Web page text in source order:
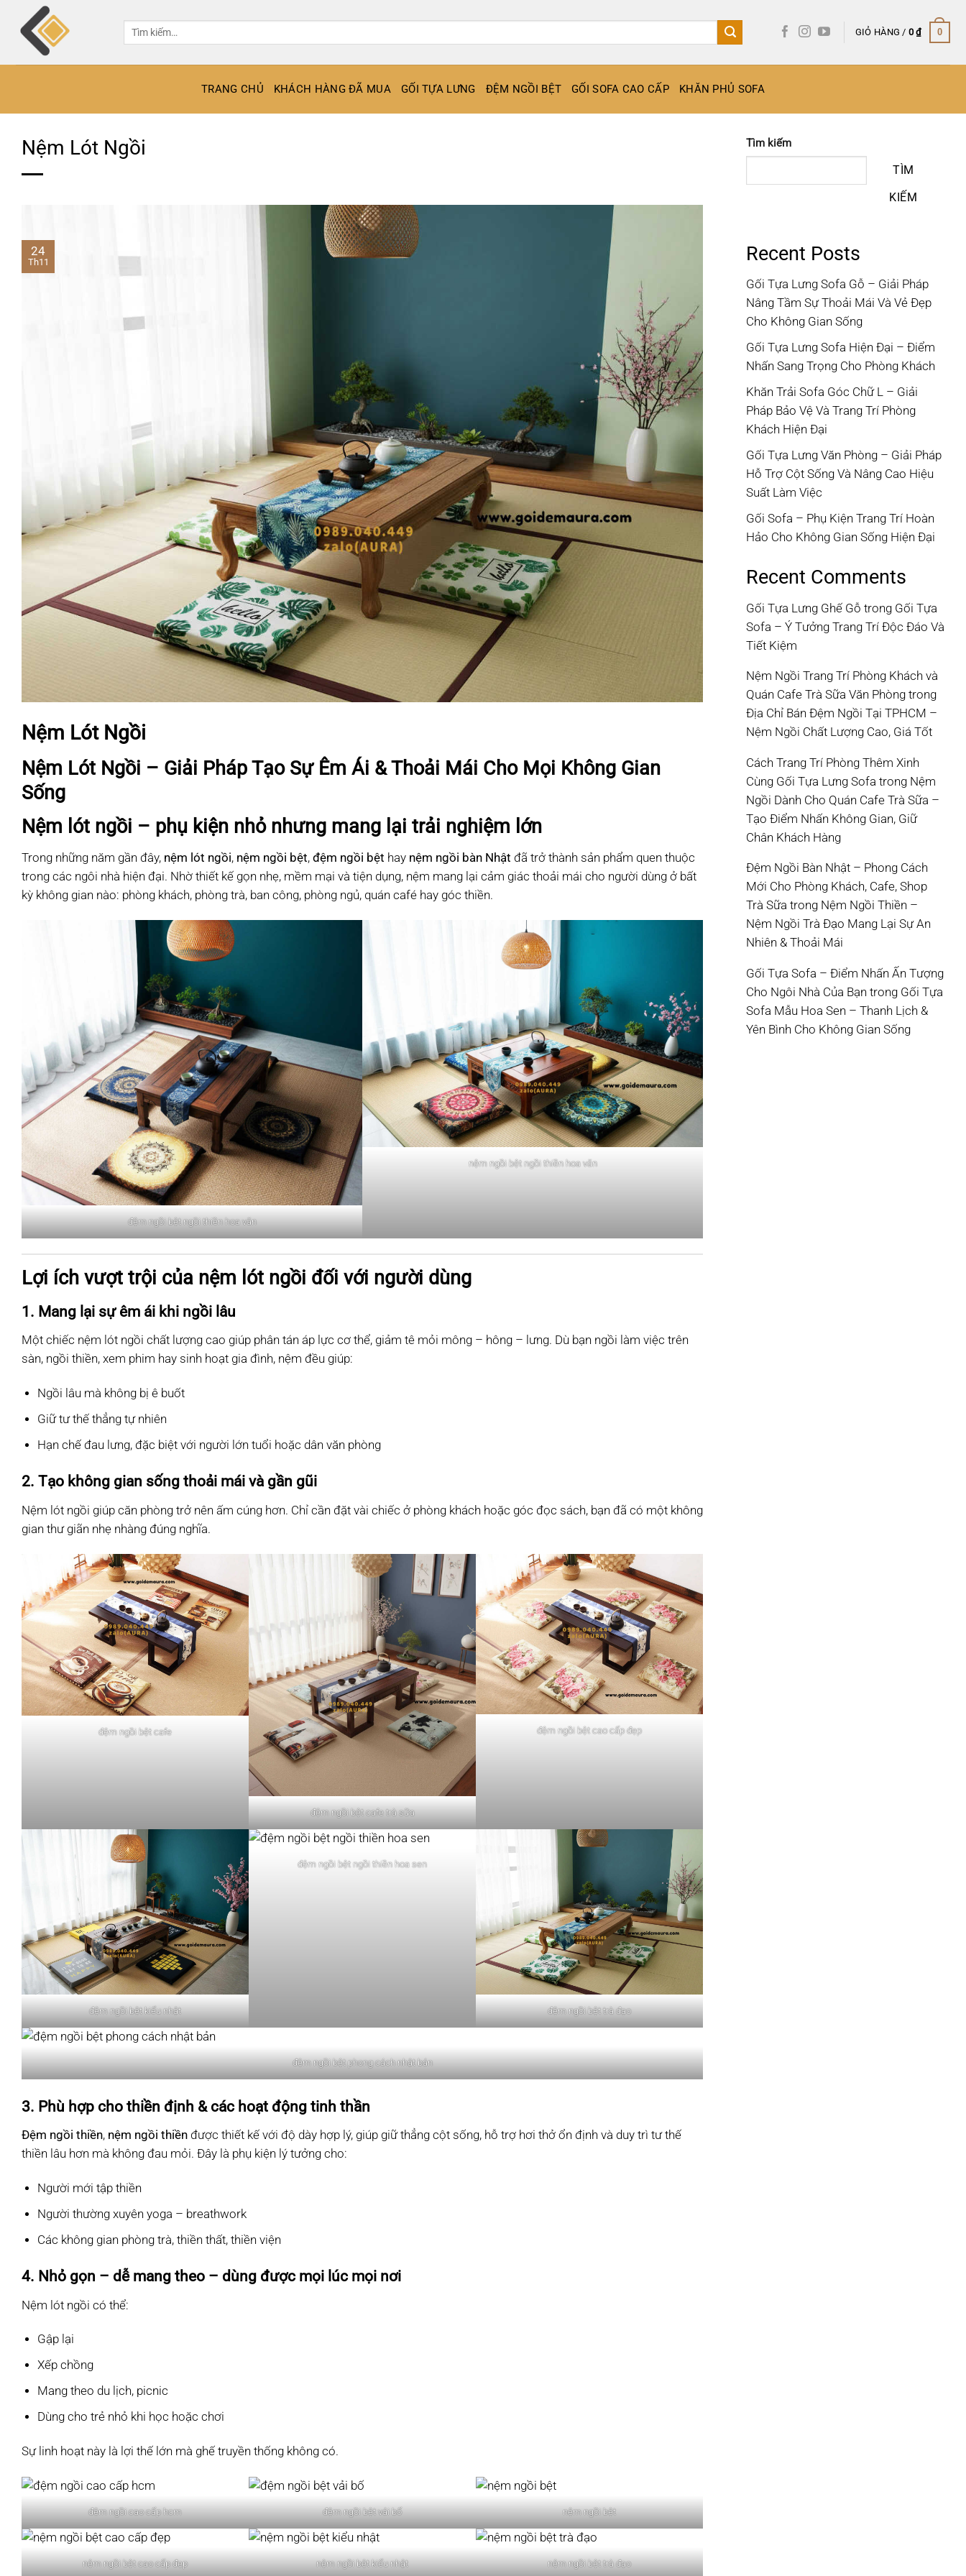
dung
Tìm
GIỎ HÀNG / 0₫ 0
TRANG CHỦ KHÁCH HÀNG ĐÃ MUA GỐI TỰA LƯNG ĐỆM NGỒI BỆT GỐI SOFA CAO CẤP KHĂN PHỦ SOFA
Nệm Lót Ngồi
24
Th11
Nệm Lót Ngồi
Nệm Lót Ngồi – Giải Pháp Tạo Sự Êm Ái & Thoải Mái Cho Mọi Không Gian
Sống
Nệm lót ngồi – phụ kiện nhỏ nhưng mang lại trải nghiệm lớn
Trong những năm gần đây, nệm lót ngồi, nệm ngồi bệt, đệm ngồi bệt hay nệm ngồi bàn Nhật đã trở thành sản phẩm quen thuộc
trong các ngôi nhà hiện đại. Nhờ thiết kế gọn nhẹ, mềm mại và tiện dụng, nệm mang lại cảm giác thoải mái cho người dùng ở bất
kỳ không gian nào: phòng khách, phòng trà, ban công, phòng ngủ, quán café hay góc thiền.
đệm ngồi bệt ngồi thiền hoa văn
nệm ngồi bệt ngồi thiền hoa văn
Lợi ích vượt trội của nệm lót ngồi đối với người dùng
1. Mang lại sự êm ái khi ngồi lâu
Một chiếc nệm lót ngồi chất lượng cao giúp phân tán áp lực cơ thể, giảm tê mỏi mông – hông – lưng. Dù bạn ngồi làm việc trên
sàn, ngồi thiền, xem phim hay sinh hoạt gia đình, nệm đều giúp:
Ngồi lâu mà không bị ê buốt
Giữ tư thế thẳng tự nhiên
Hạn chế đau lưng, đặc biệt với người lớn tuổi hoặc dân văn phòng
2. Tạo không gian sống thoải mái và gần gũi
Nệm lót ngồi giúp căn phòng trở nên ấm cúng hơn. Chỉ cần đặt vài chiếc ở phòng khách hoặc góc đọc sách, bạn đã có một không
gian thư giãn nhẹ nhàng đúng nghĩa.
đệm ngồi bệt cafe
đệm ngồi bệt cafe trà sữa
đệm ngồi bệt cao cấp đẹp
đệm ngồi bệt kiểu nhật
đệm ngồi bệt ngồi thiền hoa sen
đệm ngồi bệt trà đạo
đệm ngồi bệt phong cách nhật bản
3. Phù hợp cho thiền định & các hoạt động tinh thần
Đệm ngồi thiền, nệm ngồi thiền được thiết kế với độ dày hợp lý, giúp giữ thẳng cột sống, hỗ trợ hơi thở ổn định và duy trì tư thế
thiền lâu hơn mà không đau mỏi. Đây là phụ kiện lý tưởng cho:
Người mới tập thiền
Người thường xuyên yoga – breathwork
Các không gian phòng trà, thiền thất, thiền viện
4. Nhỏ gọn – dễ mang theo – dùng được mọi lúc mọi nơi
Nệm lót ngồi có thể:
Gập lại
Xếp chồng
Mang theo du lịch, picnic
Dùng cho trẻ nhỏ khi học hoặc chơi
Sự linh hoạt này là lợi thế lớn mà ghế truyền thống không có.
đệm ngồi cao cấp hcm đệm ngồi bệt vải bố nệm ngồi bệt
nệm ngồi bệt cao cấp đẹp nệm ngồi bệt kiểu nhật nệm ngồi bệt trà đạo
Tìm kiếm
TÌM
KIẾM
Recent Posts
Gối Tựa Lưng Sofa Gỗ – Giải Pháp
Nâng Tầm Sự Thoải Mái Và Vẻ Đẹp
Cho Không Gian Sống
Gối Tựa Lưng Sofa Hiện Đại – Điểm
Nhấn Sang Trọng Cho Phòng Khách
Khăn Trải Sofa Góc Chữ L – Giải
Pháp Bảo Vệ Và Trang Trí Phòng
Khách Hiện Đại
Gối Tựa Lưng Văn Phòng – Giải Pháp
Hỗ Trợ Cột Sống Và Nâng Cao Hiệu
Suất Làm Việc
Gối Sofa – Phụ Kiện Trang Trí Hoàn
Hảo Cho Không Gian Sống Hiện Đại
Recent Comments
Gối Tựa Lưng Ghế Gỗ trong Gối Tựa
Sofa – Ý Tưởng Trang Trí Độc Đáo Và
Tiết Kiệm
Nệm Ngồi Trang Trí Phòng Khách và
Quán Cafe Trà Sữa Văn Phòng trong
Địa Chỉ Bán Đệm Ngồi Tại TPHCM –
Nệm Ngồi Chất Lượng Cao, Giá Tốt
Cách Trang Trí Phòng Thêm Xinh
Cùng Gối Tựa Lưng Sofa trong Nệm
Ngồi Dành Cho Quán Cafe Trà Sữa –
Tạo Điểm Nhấn Không Gian, Giữ
Chân Khách Hàng
Đệm Ngồi Bàn Nhật – Phong Cách
Mới Cho Phòng Khách, Cafe, Shop
Trà Sữa trong Nệm Ngồi Thiền –
Nệm Ngồi Trà Đạo Mang Lại Sự An
Nhiên & Thoải Mái
Gối Tựa Sofa – Điểm Nhấn Ấn Tượng
Cho Ngôi Nhà Của Bạn trong Gối Tựa
Sofa Mẫu Hoa Sen – Thanh Lịch &
Yên Bình Cho Không Gian Sống